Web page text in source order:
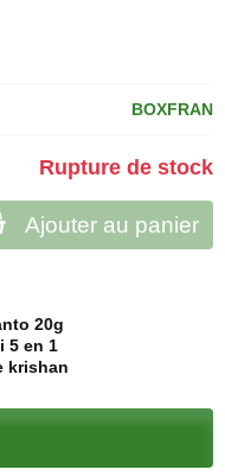
BOXFRAN
Rupture de stock
Ajouter au panier
20g
5 en 1
krishan